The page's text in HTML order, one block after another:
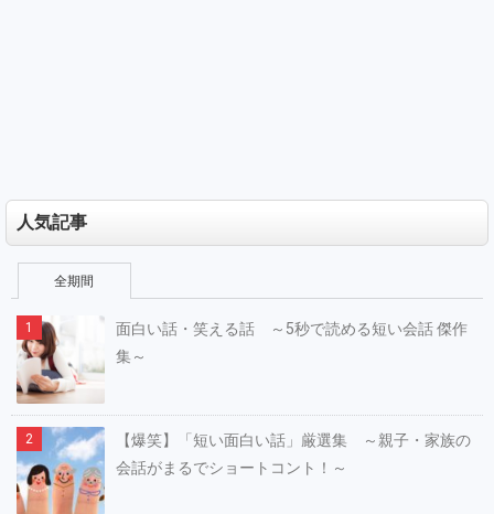
人気記事
全期間
面白い話・笑える話 ～5秒で読める短い会話 傑作
集～
【爆笑】「短い面白い話」厳選集 ～親子・家族の
会話がまるでショートコント！～